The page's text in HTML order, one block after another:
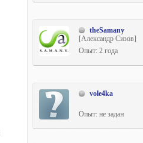
theSamany
[Александр Сизов]
Опыт: 2 года
vole4ka
Опыт: не задан